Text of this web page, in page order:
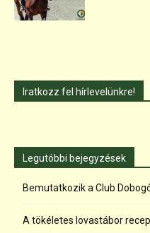
Iratkozz fel hírlevelünkre!
Legutóbbi bejegyzések
Bemutatkozik a Club
A tökéletes lovastábor